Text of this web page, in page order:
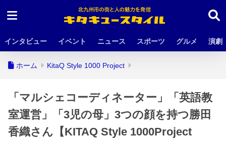
インタビュー イベント ニュース スポーツ グルメ 演劇
ホーム KitaQ Style 1000 Project
「マルシェコーディネーター」「英語教
室運営」「3児の母」3つの顔を持つ勝田
香織さん【KITAQ Style 1000Project